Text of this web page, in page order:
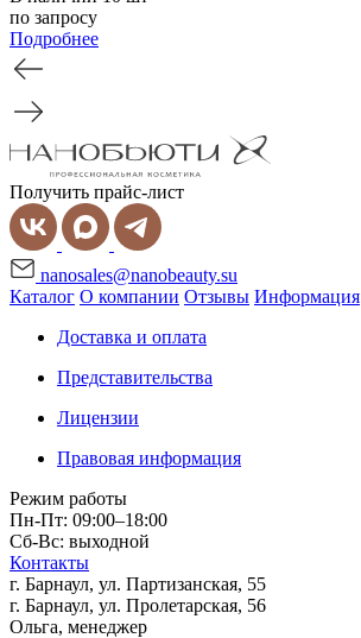
по запросу
Подробнее
Получить прайс-лист
nanosales@nanobeauty.su
Каталог О компании Отзывы Информация
Доставка и оплата
Представительства
Лицензии
Правовая информация
Режим работы
Пн-Пт: 09:00–18:00
Сб-Вс: выходной
Контакты
г. Барнаул, ул. Партизанская, 55
г. Барнаул, ул. Пролетарская, 56
Ольга, менеджер